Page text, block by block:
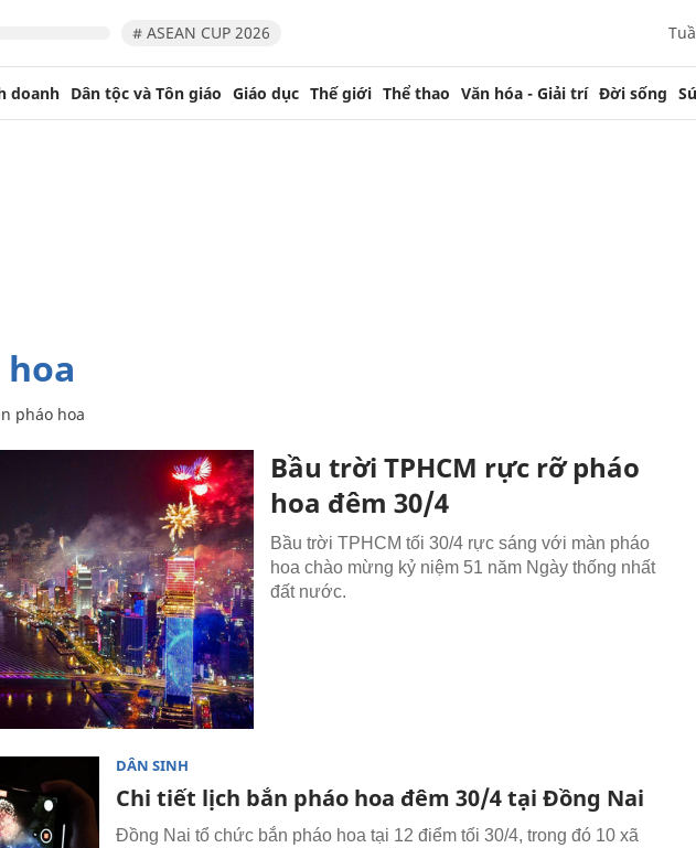
# ASEAN CUP 2026
doanh Dân tộc và Tôn giáo Giáo dục Thế giới Thể thao Văn hóa - Giải trí Đời sống
hoa
pháo hoa
Bầu trời TPHCM rực rỡ pháo
hoa đêm 30/4
Bầu trời TPHCM tối 30/4 rực sáng với màn pháo
hoa chào mừng kỷ niệm 51 năm Ngày thống nhất
đất nước.
DÂN SINH
Chi tiết lịch bắn pháo hoa đêm 30/4 tại Đồng Nai
Đồng Nai tổ chức bắn pháo hoa tại 12 điểm tối 30/4, trong đó 10 xã